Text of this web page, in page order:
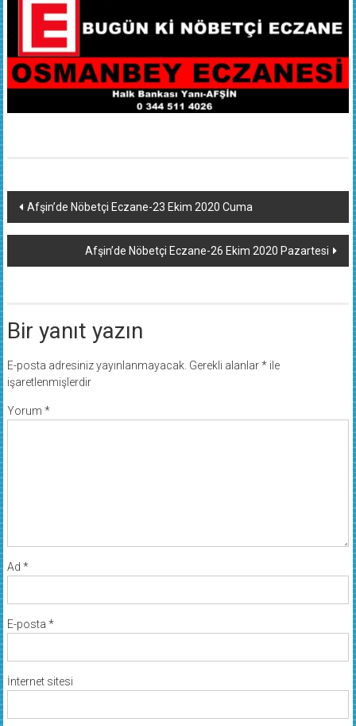
Yazı
dolaşımı
Afşin’de Nöbetçi Eczane-23 Ekim 2020 Cuma
Afşin’de Nöbetçi Eczane-26 Ekim 2020 Pazartesi
Bir yanıt yazın
E-posta adresiniz yayınlanmayacak. Gerekli alanlar*ile
işaretlenmişlerdir
Yorum *
Ad *
E-posta *
İnternet sitesi